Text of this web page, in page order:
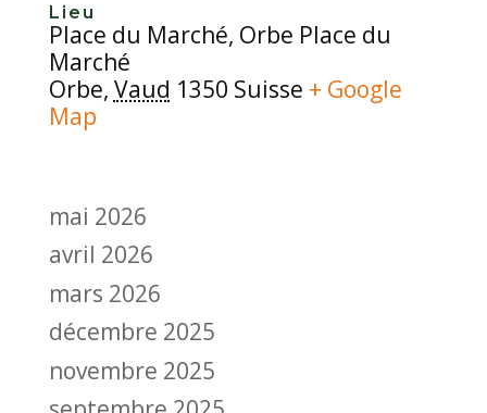
Lieu
Place du Marché, Orbe Place du
Marché
Orbe, Vaud 1350 Suisse + Google
Map
mai 2026
avril 2026
mars 2026
décembre 2025
novembre 2025